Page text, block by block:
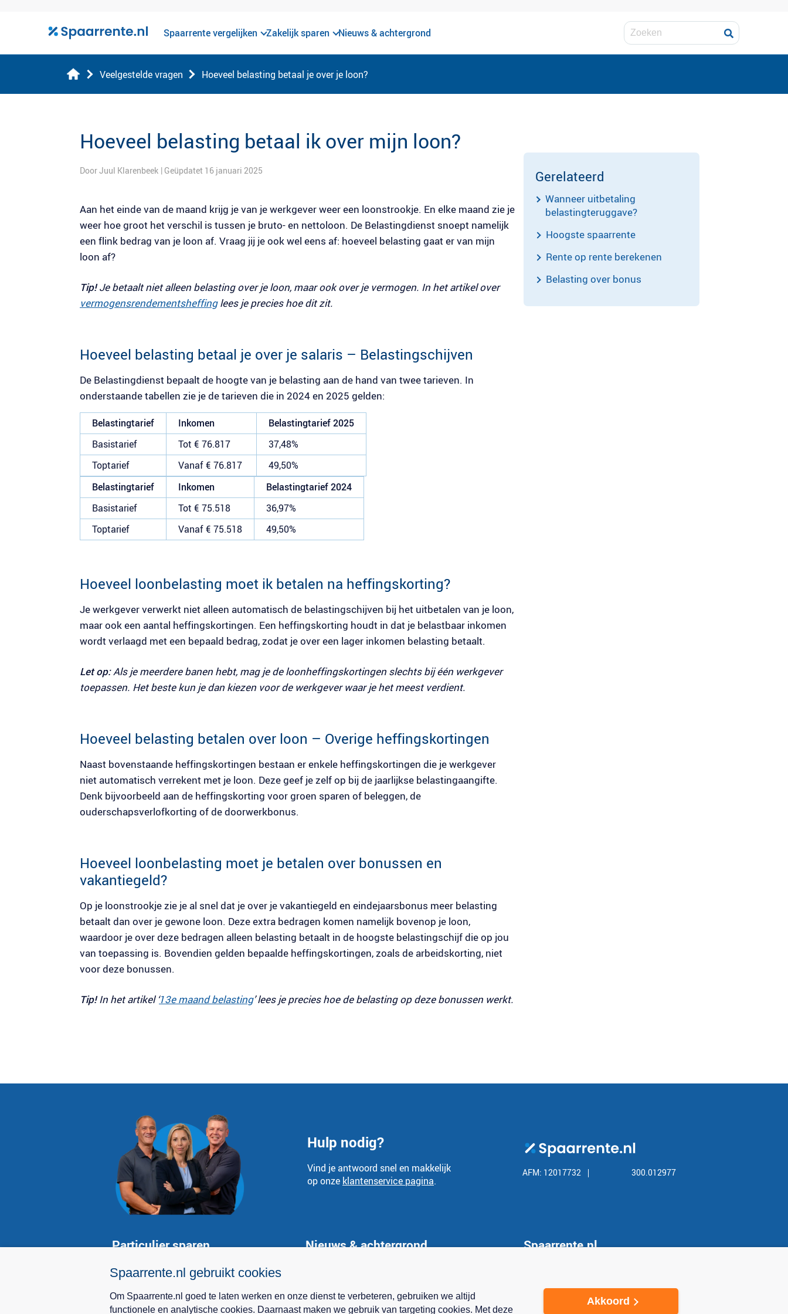
Spaarrente vergelijken Zakelijk sparen Nieuws & achtergrond
Veelgestelde vragen Hoeveel belasting betaal je over je loon?
Hoeveel belasting betaal ik over mijn loon?
Door Juul Klarenbeek | Geüpdatet 16 januari 2025
Aan het einde van de maand krijg je van je werkgever weer een loonstrookje. En elke maand zie je
weer hoe groot het verschil is tussen je bruto- en nettoloon. De Belastingdienst snoept namelijk
een flink bedrag van je loon af. Vraag jij je ook wel eens af: hoeveel belasting gaat er van mijn
loon af?
Tip!Je betaalt niet alleen belasting over je loon, maar ook over je vermogen. In het artikel over
vermogensrendementsheffinglees je precies hoe dit zit.
Hoeveel belasting betaal je over je salaris – Belastingschijven
De Belastingdienst bepaalt de hoogte van je belasting aan de hand van twee tarieven. In
onderstaande tabellen zie je de tarieven die in 2024 en 2025 gelden:
Belastingtarief Inkomen
Belastingtarief 2025
Basistarief
Tot € 76.817
37,48%
Toptarief
Vanaf € 76.817
49,50%
Belastingtarief
Inkomen
Belastingtarief 2024
Basistarief
Tot € 75.518
36,97%
Toptarief
Vanaf € 75.518 49,50%
Hoeveel loonbelasting moet ik betalen na heffingskorting?
Je werkgever verwerkt niet alleen automatisch de belastingschijven bij het uitbetalen van je loon,
maar ook een aantal heffingskortingen. Een heffingskorting houdt in dat je belastbaar inkomen
wordt verlaagd met een bepaald bedrag, zodat je over een lager inkomen belasting betaalt.
Let op:Als je meerdere banen hebt, mag je de loonheffingskortingen slechts bij één werkgever
toepassen. Het beste kun je dan kiezen voor de werkgever waar je het meest verdient.
Hoeveel belasting betalen over loon – Overige heffingskortingen
Naast bovenstaande heffingskortingen bestaan er enkele heffingskortingen die je werkgever
niet automatisch verrekent met je loon. Deze geef je zelf op bij de jaarlijkse belastingaangifte.
Denk bijvoorbeeld aan de heffingskorting voor groen sparen of beleggen, de
ouderschapsverlofkorting of de doorwerkbonus.
Hoeveel loonbelasting moet je betalen over bonussen en
vakantiegeld?
Op je loonstrookje zie je al snel dat je over je vakantiegeld en eindejaarsbonus meer belasting
betaalt dan over je gewone loon. Deze extra bedragen komen namelijk bovenop je loon,
waardoor je over deze bedragen alleen belasting betaalt in de hoogste belastingschijf die op jou
van toepassing is. Bovendien gelden bepaalde heffingskortingen, zoals de arbeidskorting, niet
voor deze bonussen.
Tip!In het artikel ‘ 13e maand belasting’ lees je precies hoe de belasting op deze bonussen werkt.
Gerelateerd
Wanneer uitbetaling
belastingteruggave?
Hoogste spaarrente
Rente op rente berekenen
Belasting over bonus
Hulp nodig?
Vind je antwoord snel en makkelijk
op onze klantenservice pagina.
AFM: 12017732 300.012977
Particulier sparen
Hoogste spaarrente
Deposito
Nieuws & achtergrond
Achtergrond
Spaarrente.nl
Privacy
Contact
Spaarrente.nl gebruikt cookies
Om Spaarrente.nl goed te laten werken en onze dienst te verbeteren, gebruiken we altijd
functionele en analytische cookies. Daarnaast maken we gebruik van targeting cookies. Met deze
Akkoord